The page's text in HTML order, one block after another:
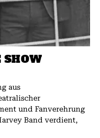
SHOW
aus
und Fanverehrung
Band verdient,